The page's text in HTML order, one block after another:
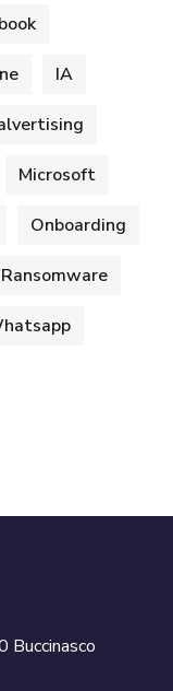
IA
Microsoft
Onboarding
Ransomware
Buccinasco